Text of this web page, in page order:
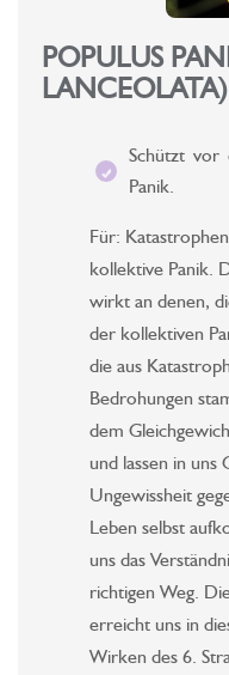
POPULUS
LANCEOLATA)
Schützt vor
Panik.
Für:
kollektive Panik.
wirkt an denen,
der kollektiven
die aus
Bedrohungen
dem
und lassen in
Ungewissheit
Leben selbst
uns das
richtigen Weg.
erreicht uns in
Wirken des 6.